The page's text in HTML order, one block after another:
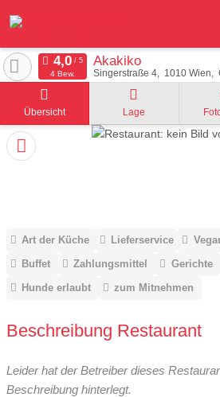
Akakiko
Singerstraße 4 1010 Wien
4 Bew.
Übersicht Lage
Art der Küche Lieferservice
Buffet
Zahlungsmittel Gerichte
Hunde erlaubt
zum Mitnehmen
Beschreibung Restaurant
Leider hat der Betreiber dieses
Beschreibung hinterlegt.